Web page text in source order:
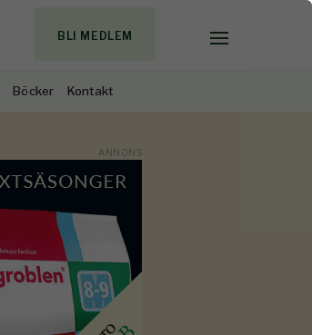
BLI MEDLEM
Böcker Kontakt